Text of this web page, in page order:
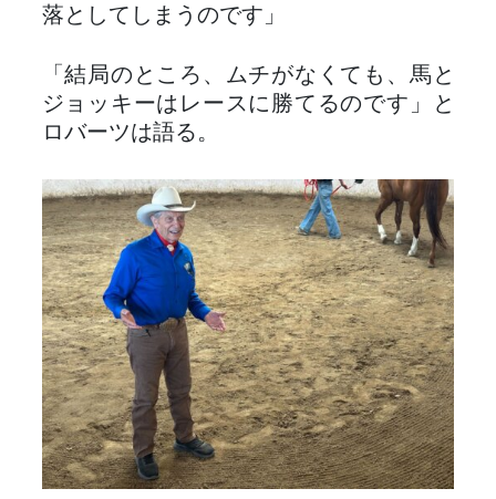
落としてしまうのです」
「結局のところ、ムチがなくても、馬と
ジョッキーはレースに勝てるのです」と
ロバーツは語る。